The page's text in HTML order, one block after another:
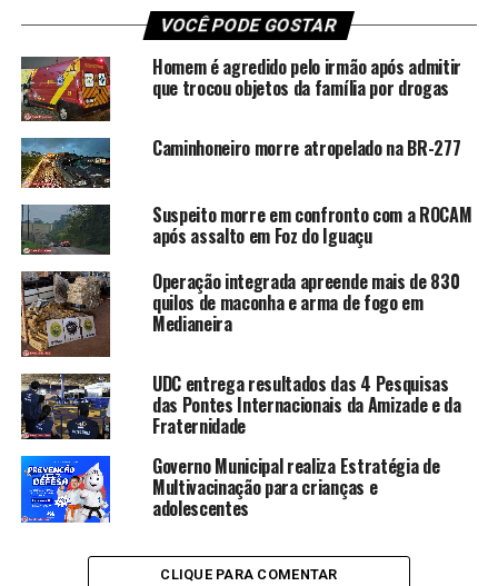
VOCÊ PODE GOSTAR
Homem é agredido pelo irmão após admitir
que trocou objetos da família por drogas
Caminhoneiro morre atropelado na BR-277
Suspeito morre em confronto com a ROCAM
após assalto em Foz do Iguaçu
Operação integrada apreende mais de 830
quilos de maconha e arma de fogo em
Medianeira
UDC entrega resultados das 4 Pesquisas
das Pontes Internacionais da Amizade e da
Fraternidade
Governo Municipal realiza Estratégia de
Multivacinação para crianças e
adolescentes
CLIQUE PARA COMENTAR